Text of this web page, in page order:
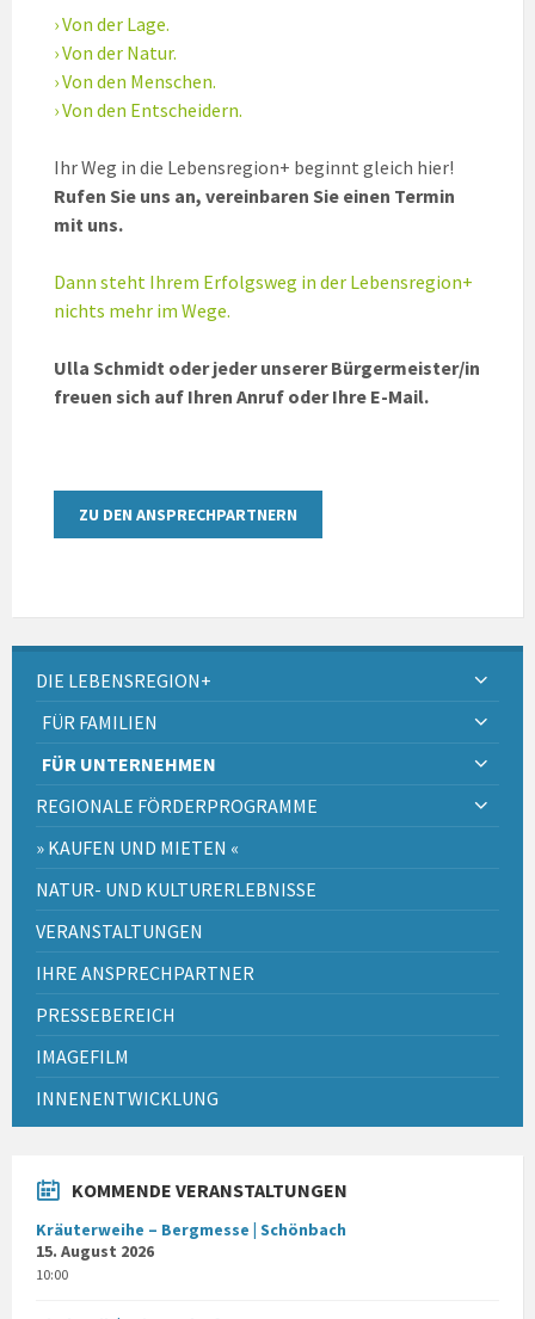
› Von der Lage.
› Von der Natur.
› Von den Menschen.
› Von den Entscheidern.
Ihr Weg in die Lebensregion+ beginnt gleich hier!
Rufen Sie uns an, vereinbaren Sie einen Termin
mit uns.
Dann steht Ihrem Erfolgsweg in der Lebensregion+
nichts mehr im Wege.
Ulla Schmidt oder jeder unserer Bürgermeister/in
freuen sich auf Ihren Anruf oder Ihre E-Mail.
ZU DEN ANSPRECHPARTNERN
DIE LEBENSREGION+
FÜR FAMILIEN
FÜR UNTERNEHMEN
REGIONALE FÖRDERPROGRAMME
» KAUFEN UND MIETEN «
NATUR- UND KULTURERLEBNISSE
VERANSTALTUNGEN
IHRE ANSPRECHPARTNER
PRESSEBEREICH
IMAGEFILM
INNENENTWICKLUNG
KOMMENDE VERANSTALTUNGEN
Kräuterweihe – Bergmesse | Schönbach
15. August 2026
10:00